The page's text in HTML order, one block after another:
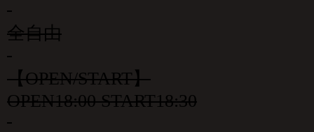
全自由
【OPEN/START】
OPEN18:00 START18:30